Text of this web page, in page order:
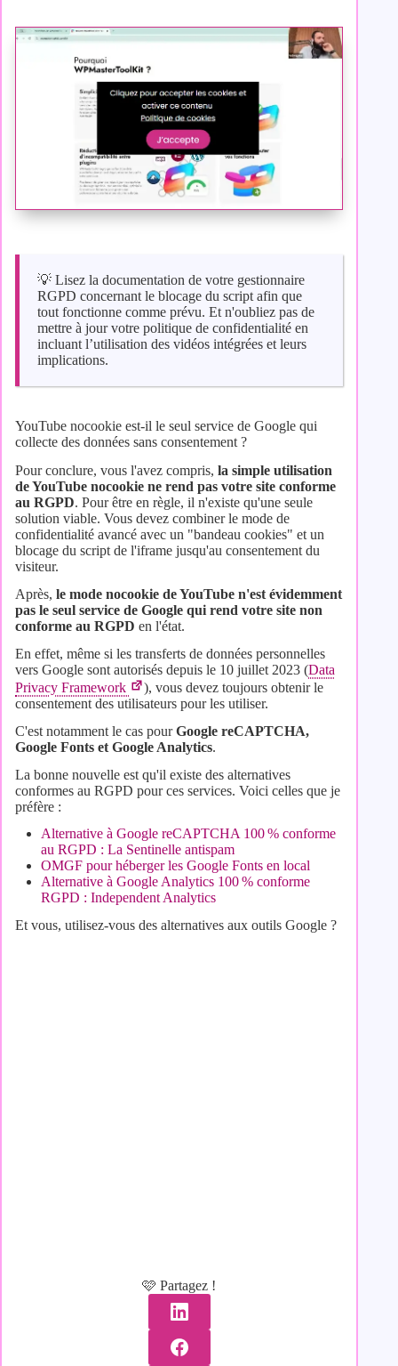
💡 Lisez la documentation de votre gestionnaire
RGPD concernant le blocage du script afin que
tout fonctionne comme prévu. Et n'oubliez pas de
mettre à jour votre politique de confidentialité en
incluant l’utilisation des vidéos intégrées et leurs
implications.
YouTube nocookie est-il le seul service de Google qui
collecte des données sans consentement ?
Pour conclure, vous l'avez compris, la simple utilisation
de YouTube nocookie ne rend pas votre site conforme
au RGPD. Pour être en règle, il n'existe qu'une seule
solution viable. Vous devez combiner le mode de
confidentialité avancé avec un "bandeau cookies" et un
blocage du script de l'iframe jusqu'au consentement du
visiteur.
Après, le mode nocookie de YouTube n'est évidemment
pas le seul service de Google qui rend votre site non
conforme au RGPD en l'état.
En effet, même si les transferts de données personnelles
vers Google sont autorisés depuis le 10 juillet 2023 (Data
Privacy Framework
), vous devez toujours obtenir le
consentement des utilisateurs pour les utiliser.
C'est notamment le cas pourGoogle reCAPTCHA,
Google Fonts et Google Analytics.
La bonne nouvelle est qu'il existe des alternatives
conformes au RGPD pour ces services. Voici celles que je
préfère :
Alternative à Google reCAPTCHA 100 % conforme
au RGPD : La Sentinelle antispam
OMGF pour héberger les Google Fonts en local
Alternative à Google Analytics 100 % conforme
RGPD : Independent Analytics
Et vous, utilisez-vous des alternatives aux outils Google ?
🩷 Partagez !